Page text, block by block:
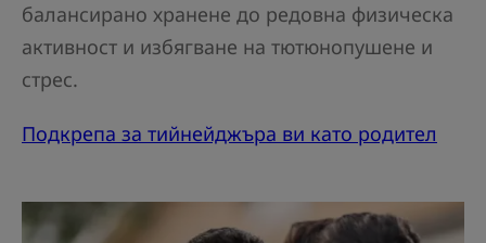
балансирано хранене до редовна физическа
активност и избягване на тютюнопушене и
стрес.
Подкрепа за тийнейджъра ви като родител